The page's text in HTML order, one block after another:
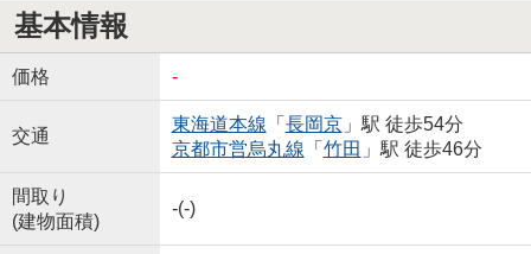
基本情報
価格 -
交通
東海道本線 「 長岡京」駅 徒歩54分
京都市営烏丸線 「 竹田 」駅 徒歩46分
間取り
(建物面積)
-(-)